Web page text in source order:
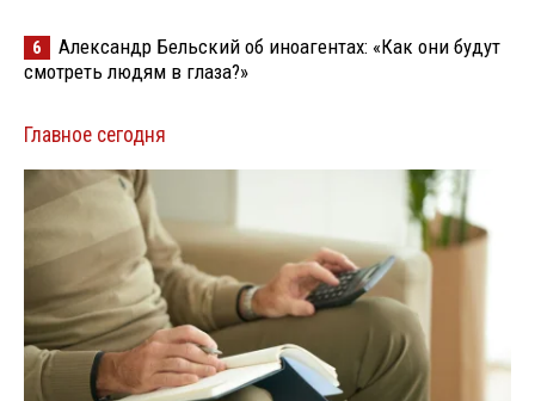
6
Александр Бельский об иноагентах: «Как они будут
смотреть людям в глаза?»
Главное сегодня